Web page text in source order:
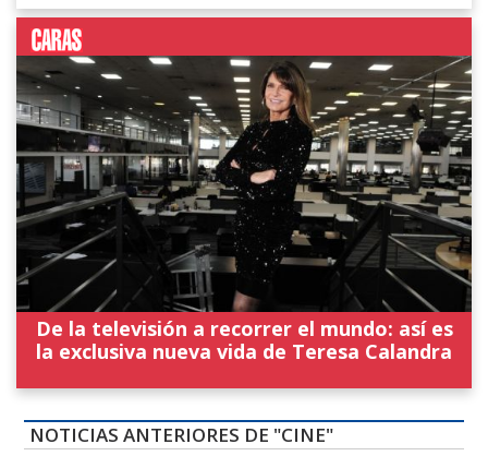
De la televisión a recorrer el mundo: así es
la exclusiva nueva vida de Teresa Calandra
NOTICIAS ANTERIORES DE "CINE"